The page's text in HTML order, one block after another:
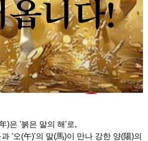
)은 '붉은 말의 해'로,
'오(午)'의 말(馬)이 만나 강한 양(陽)의